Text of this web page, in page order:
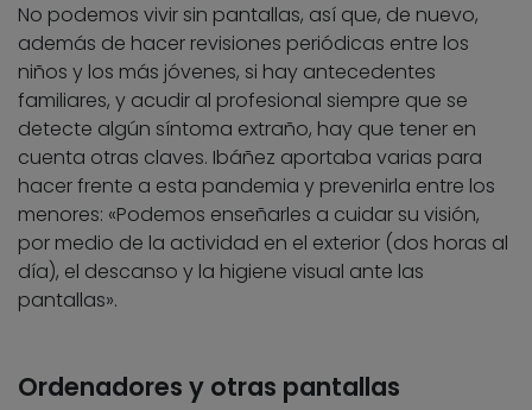
No podemos vivir sin pantallas, así que, de nuevo,
además de hacer revisiones periódicas entre los
niños y los más jóvenes, si hay antecedentes
familiares, y acudir al profesional siempre que se
detecte algún síntoma extraño, hay que tener en
cuenta otras claves. Ibáñez aportaba varias para
hacer frente a esta pandemia y prevenirla entre los
menores: «Podemos enseñarles a cuidar su visión,
por medio de la actividad en el exterior (dos horas al
día), el descanso y la higiene visual ante las
pantallas».
Ordenadores y otras pantallas